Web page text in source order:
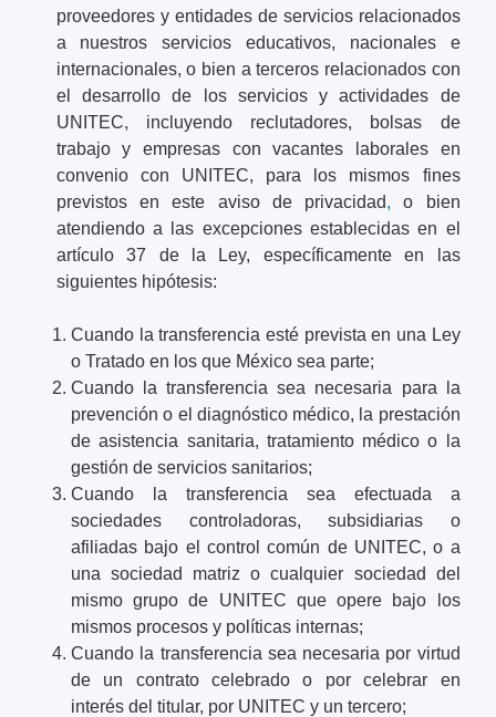
proveedores y entidades de servicios relacionados
a nuestros servicios educativos, nacionales e
internacionales, o bien a terceros relacionados con
el desarrollo de los servicios y actividades de
UNITEC, incluyendo reclutadores, bolsas de
trabajo y empresas con vacantes laborales en
convenio con UNITEC, para los mismos fines
previstos en este aviso de privacidad, o bien
atendiendo a las excepciones establecidas en el
artículo 37 de la Ley, específicamente en las
siguientes hipótesis:
Cuando la transferencia esté prevista en una Ley
o Tratado en los que México sea parte;
Cuando la transferencia sea necesaria para la
prevención o el diagnóstico médico, la prestación
de asistencia sanitaria, tratamiento médico o la
gestión de servicios sanitarios;
Cuando la transferencia sea efectuada a
sociedades controladoras, subsidiarias o
afiliadas bajo el control común de UNITEC, o a
una sociedad matriz o cualquier sociedad del
mismo grupo de UNITEC que opere bajo los
mismos procesos y políticas internas;
Cuando la transferencia sea necesaria por virtud
de un contrato celebrado o por celebrar en
interés del titular, por UNITEC y un tercero;